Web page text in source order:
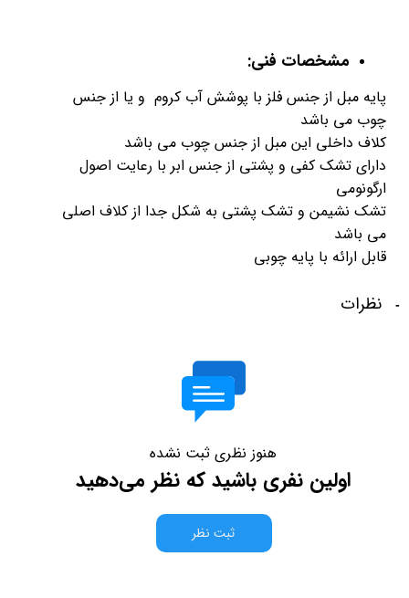
مشخصات فنی:
پایه مبل از جنس فلز با پوشش آب کروم و یا از جنس
چوب می باشد
کلاف داخلی این مبل از جنس چوب می باشد
دارای تشک کفی و پشتی از جنس ابر با رعایت اصول
ارگونومی
تشک نشیمن و تشک پشتی به شکل جدا از کلاف اصلی
می باشد
قابل ارائه با پایه چوبی
نظرات
هنوز نظری ثبت نشده
اولین نفری باشید که نظر می‌دهید
ثبت نظر